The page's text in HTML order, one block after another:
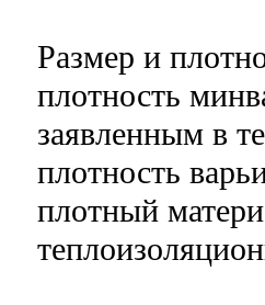
Размер и
плотность
заявленным в
плотность
плотный